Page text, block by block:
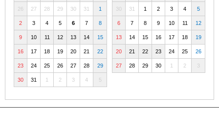
26 27 28 29 30 31 1
2 3 4 5 6 7 8
9 10 11 12 13 14 15
16 17 18 19 20 21 22
23 24 25 26 27 28 29
30 31 1 2 3 4 5
30 31 1 2 3 4 5
6 7 8 9 10 11 12
13 14 15 16 17 18 19
20 21 22 23 24 25 26
27 28 29 30 1 2 3